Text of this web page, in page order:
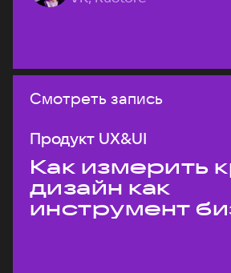
Смотреть запись
Продукт UX&UI
Как измерить
дизайн как
инструмент